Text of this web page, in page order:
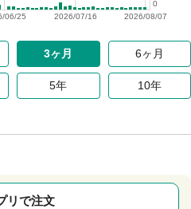
2026/08/07
2026/07/16
06/25
0
3ヶ月 6ヶ月
5年 10年
リで注文